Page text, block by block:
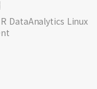
DataAnalytics Linux